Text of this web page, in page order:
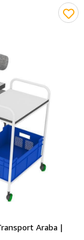
Araba |